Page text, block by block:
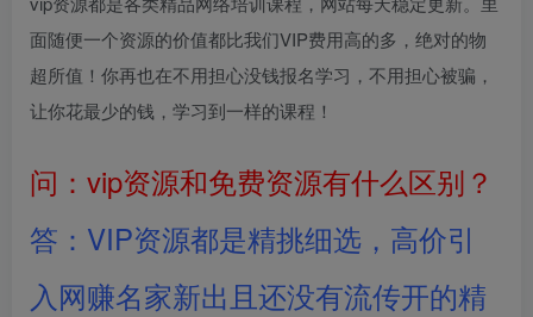
面随便一个资源的价值都比我们VIP费用高的多，绝对的物
超所值！你再也在不用担心没钱报名学习，不用担心被骗，
让你花最少的钱，学习到一样的课程！
问：vip资源和免费资源有什么区别？
答：VIP资源都是精挑细选，高价引
入网赚名家新出且还没有流传开的精